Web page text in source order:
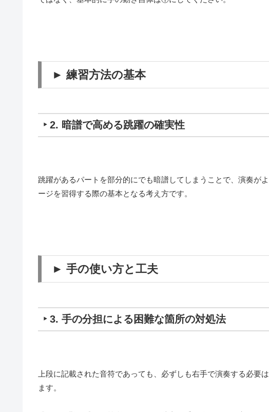
► 練習方法の基本
‣ 2. 暗譜で高める跳躍の確実性
跳躍があるパートを部分的にでも暗譜してしまうことで、演奏が
ージを習得する際の基本となる考え方です。
► 手の使い方と工夫
‣ 3. 手の分担による困難な箇所の対処法
上段に記載された音符であっても、必ずしも右手で演奏する必要
ます。